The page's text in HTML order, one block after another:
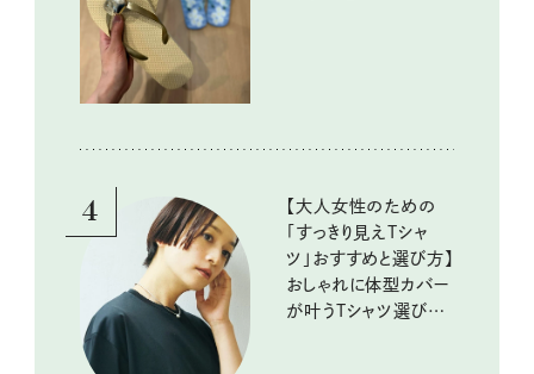
4
【大人女性のための
「すっきり見えTシャ
ツ」おすすめと選び方】
おしゃれに体型カバー
が叶うTシャツ選びの